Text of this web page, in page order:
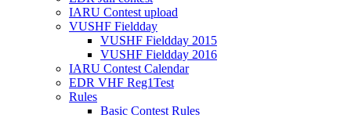
IARU Contest upload
VUSHF Fieldday
VUSHF Fieldday 2015
VUSHF Fieldday 2016
IARU Contest Calendar
EDR VHF Reg1Test
Rules
Basic Contest Rules